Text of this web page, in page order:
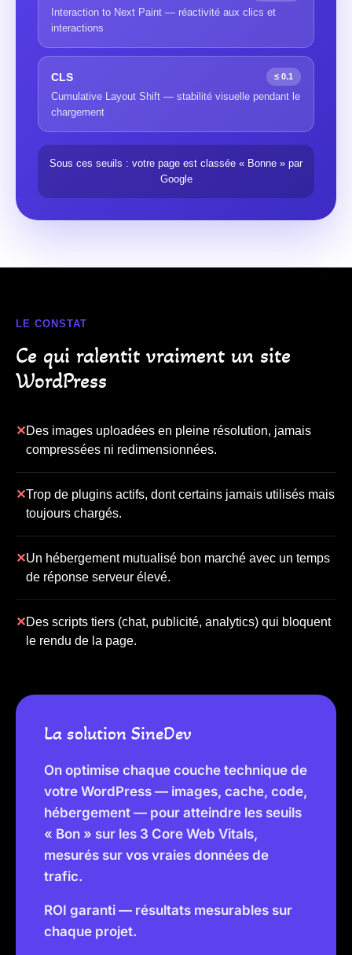
Interaction to Next Paint — réactivité aux clics et
interactions
CLS ≤ 0.1
Cumulative Layout Shift — stabilité visuelle pendant le
chargement
Sous ces seuils : votre page est classée « Bonne » par
Google
LE CONSTAT
Ce qui ralentit vraiment un site
WordPress
✕Des images uploadées en pleine résolution, jamais
compressées ni redimensionnées.
✕Trop de plugins actifs, dont certains jamais utilisés mais
toujours chargés.
✕Un hébergement mutualisé bon marché avec un temps
de réponse serveur élevé.
✕Des scripts tiers (chat, publicité, analytics) qui bloquent
le rendu de la page.
La solution SineDev
On optimise chaque couche technique de
votre WordPress — images, cache, code,
hébergement — pour atteindre les seuils
« Bon » sur les 3 Core Web Vitals,
mesurés sur vos vraies données de
trafic.
ROI garanti — résultats mesurables sur
chaque projet.